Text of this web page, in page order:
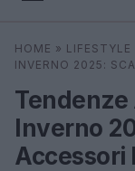
Cerca
HOME » LIFESTYLE
INVERNO 2025:
Inverno
Accessori